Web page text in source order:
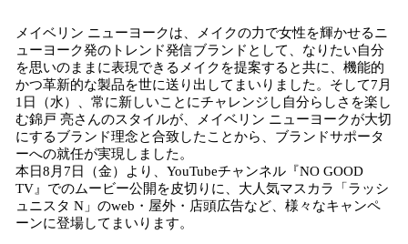
メイベリン ニューヨークは、メイクの力で女性を輝かせるニ
ューヨーク発のトレンド発信ブランドとして、なりたい自分
を思いのままに表現できるメイクを提案すると共に、機能的
かつ革新的な製品を世に送り出してまいりました。そして7月
1日（水）、常に新しいことにチャレンジし自分らしさを楽し
む錦戸 亮さんのスタイルが、メイベリン ニューヨークが大切
にするブランド理念と合致したことから、ブランドサポータ
ーへの就任が実現しました。
本日8月7日（金）より、YouTubeチャンネル『NO GOOD
TV』でのムービー公開を皮切りに、大人気マスカラ「ラッシ
ュニスタ N」のweb・屋外・店頭広告など、様々なキャンペ
ーンに登場してまいります。